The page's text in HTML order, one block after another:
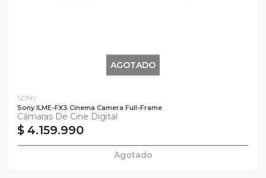
AGOTADO
SONY
Sony ILME-FX3 Cinema Camera Full-Frame
Cámaras De Cine Digital
$ 4.159.990
Agotado